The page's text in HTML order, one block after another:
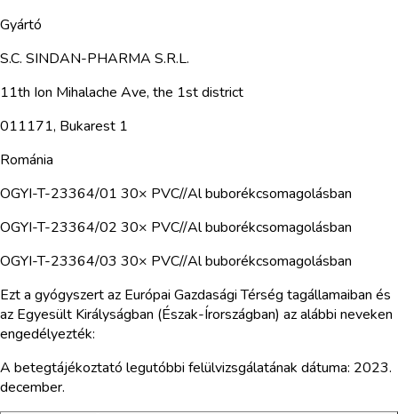
Gyártó
S.C. SINDAN-PHARMA S.R.L.
11th Ion Mihalache Ave, the 1st district
011171, Bukarest 1
Románia
OGYI-T-23364/01 30× PVC//Al buborékcsomagolásban
OGYI-T-23364/02 30× PVC//Al buborékcsomagolásban
OGYI-T-23364/03 30× PVC//Al buborékcsomagolásban
Ezt a gyógyszert az Európai Gazdasági Térség tagállamaiban és
az Egyesült Királyságban (Észak-Írországban) az alábbi neveken
engedélyezték:
A betegtájékoztató legutóbbi felülvizsgálatának dátuma: 2023.
december.